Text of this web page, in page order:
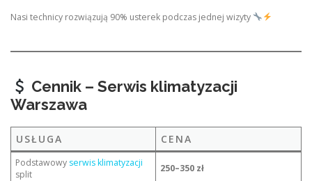
Nasi technicy rozwiązują 90% usterek podczas jednej wizyty
Cennik – Serwis klimatyzacji
Warszawa
USŁUGA CENA
Podstawowy serwis klimatyzacji
split
250–350 zł